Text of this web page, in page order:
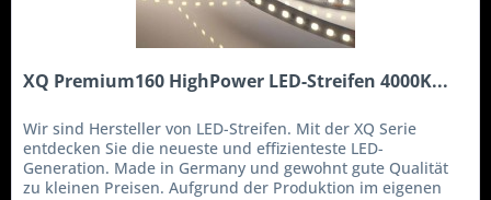
XQ Premium160 HighPower LED-Streifen 4000K...
Wir sind Hersteller von LED-Streifen. Mit der XQ Serie
entdecken Sie die neueste und effizienteste LED-
Generation. Made in Germany und gewohnt gute Qualität
zu kleinen Preisen. Aufgrund der Produktion im eigenen